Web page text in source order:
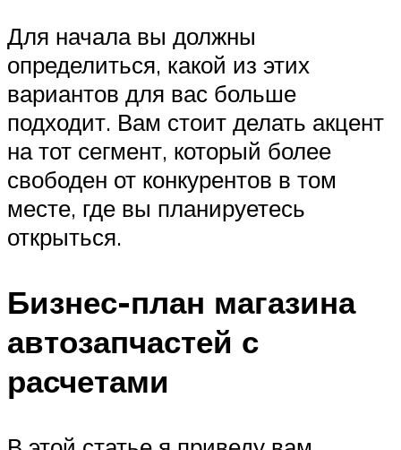
Для начала вы должны
определиться, какой из этих
вариантов для вас больше
подходит. Вам стоит делать акцент
на тот сегмент, который более
свободен от конкурентов в том
месте, где вы планируетесь
открыться.
Бизнес-план магазина
автозапчастей с
расчетами